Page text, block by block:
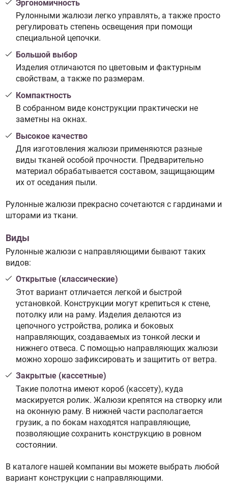
Эргономичность
Рулонными жалюзи легко управлять, а также просто
регулировать степень освещения при помощи
специальной цепочки.
Большой выбор
Изделия отличаются по цветовым и фактурным
свойствам, а также по размерам.
Компактность
В собранном виде конструкции практически не
заметны на окнах.
Высокое качество
Для изготовления жалюзи применяются разные
виды тканей особой прочности. Предварительно
материал обрабатывается составом, защищающим
их от оседания пыли.
Рулонные жалюзи прекрасно сочетаются с гардинами и
шторами из ткани.
Виды
Рулонные жалюзи с направляющими бывают таких
видов:
Открытые (классические)
Этот вариант отличается легкой и быстрой
установкой. Конструкции могут крепиться к стене,
потолку или на раму. Изделия делаются из
цепочного устройства, ролика и боковых
направляющих, создаваемых из тонкой лески и
нижнего отвеса. С помощью направляющих жалюзи
можно хорошо зафиксировать и защитить от ветра.
Закрытые (кассетные)
Такие полотна имеют короб (кассету), куда
маскируется ролик. Жалюзи крепятся на створку или
на оконную раму. В нижней части располагается
грузик, а по бокам находятся направляющие,
позволяющие сохранить конструкцию в ровном
состоянии.
В каталоге нашей компании вы можете выбрать любой
вариант конструкции с направляющими.